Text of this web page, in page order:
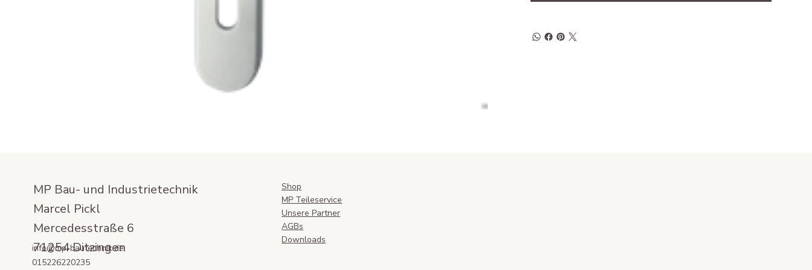
MP Bau- und Industrietechnik
Marcel Pickl
Mercedesstraße 6
71254 Ditzingen
info@mp-bautechnik.de
015226220235
Shop
MP Teileservice
Unsere Partner
AGBs
Downloads